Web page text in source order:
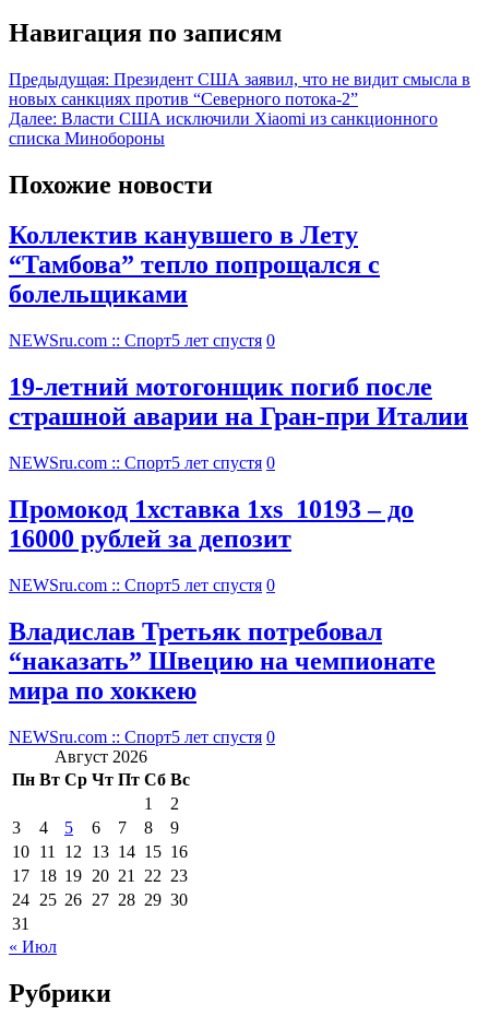
Навигация по записям
Предыдущая: Президент США заявил, что не видит смысла в
новых санкциях против “Северного потока-2”
Далее: Власти США исключили Xiaomi из санкционного
списка Минобороны
Похожие новости
Коллектив канувшего в Лету
“Тамбова” тепло попрощался с
болельщиками
NEWSru.com :: Спорт5 лет спустя 0
19-летний мотогонщик погиб после
страшной аварии на Гран-при Италии
NEWSru.com :: Спорт5 лет спустя 0
Промокод 1хставка 1xs_10193 – до
16000 рублей за депозит
NEWSru.com :: Спорт5 лет спустя 0
Владислав Третьяк потребовал
“наказать” Швецию на чемпионате
мира по хоккею
NEWSru.com :: Спорт5 лет спустя 0
Август 2026
Пн Вт Ср Чт Пт Сб Вс
1
2
3
4 5 6 7 8
9
10 11 12 13 14 15 16
17 18 19 20 21 22 23
24 25 26 27 28 29 30
31
« Июл
Рубрики